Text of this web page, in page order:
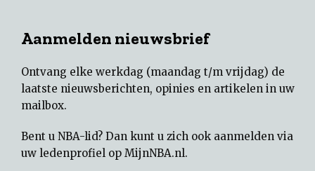
Aanmelden nieuwsbrief
Ontvang elke werkdag (maandag t/m vrijdag) de
laatste nieuwsberichten, opinies en artikelen in uw
mailbox.
Bent u NBA-lid? Dan kunt u zich ook aanmelden via
uw ledenprofiel op MijnNBA.nl.